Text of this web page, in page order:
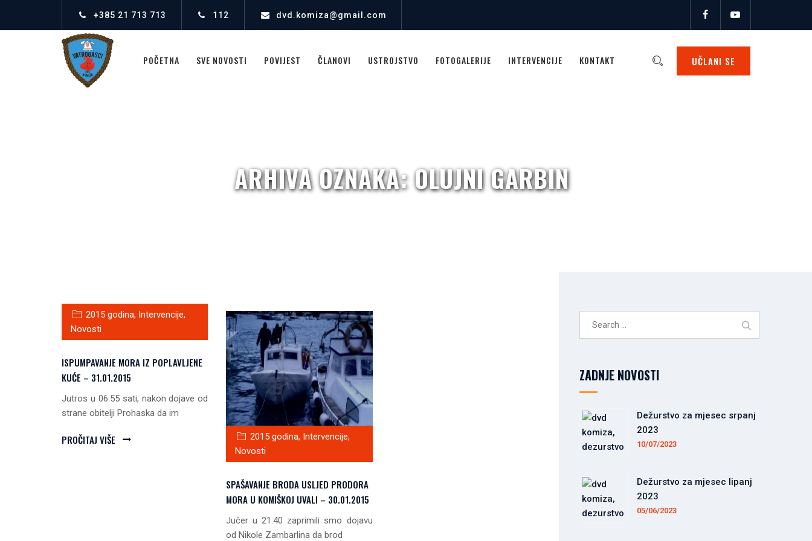
+385 21 713 713 112 dvd.komiza@gmail.com
UČLANI SE
POČETNA SVE NOVOSTI POVIJEST ČLANOVI USTROJSTVO FOTOGALERIJE INTERVENCIJE KONTAKT
ARHIVA OZNAKA:OLUJNI GARBIN
2015 godina, Intervencije,
Novosti
ISPUMPAVANJE MORA IZ POPLAVLJENE
KUĆE – 31.01.2015
Jutros u 06:55 sati, nakon dojave od
strane obitelji Prohaska da im
PROČITAJ VIŠE 2015 godina, Intervencije,
Novosti
SPAŠAVANJE BRODA USLJED PRODORA
MORA U KOMIŠKOJ UVALI – 30.01.2015
Jučer u 21:40 zaprimili smo dojavu
od Nikole Zambarlina da brod
ZADNJE NOVOSTI
Dežurstvo za mjesec srpanj
2023
10/07/2023
Dežurstvo za mjesec lipanj
2023
05/06/2023